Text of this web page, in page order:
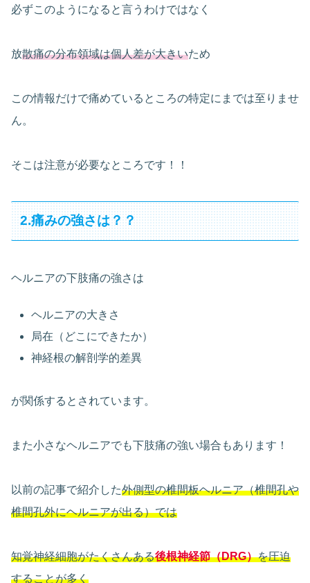
必ずこのようになると言うわけではなく
放散痛の分布領域は個人差が大きいため
この情報だけで痛めているところの特定にまでは至りませ
ん。
そこは注意が必要なところです！！
2.痛みの強さは？？
ヘルニアの下肢痛の強さは
ヘルニアの大きさ
局在（どこにできたか）
神経根の解剖学的差異
が関係するとされています。
また小さなヘルニアでも下肢痛の強い場合もあります！
以前の記事で紹介した外側型の椎間板ヘルニア（椎間孔や
椎間孔外にヘルニアが出る）では
知覚神経細胞がたくさんある後根神経節（DRG）を圧迫
することが多く